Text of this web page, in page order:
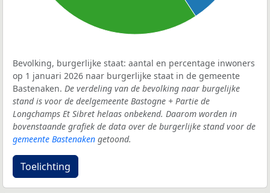
Bevolking, burgerlijke staat: aantal en percentage inwoners
op 1 januari 2026 naar burgerlijke staat in de gemeente
Bastenaken. De verdeling van de bevolking naar burgelijke
stand is voor de deelgemeente Bastogne + Partie de
Longchamps Et Sibret helaas onbekend. Daarom worden in
bovenstaande grafiek de data over de burgerlijke stand voor de
gemeente Bastenaken getoond.
Toelichting